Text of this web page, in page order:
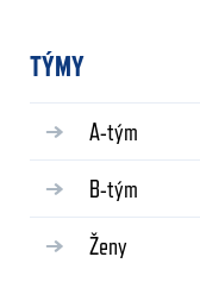
TÝMY
A-tým
B-tým
Ženy